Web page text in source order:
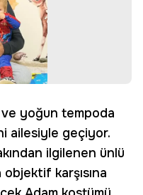
yoğun tempoda
ailesiyle geçiyor.
ilgilenen ünlü
karşısına